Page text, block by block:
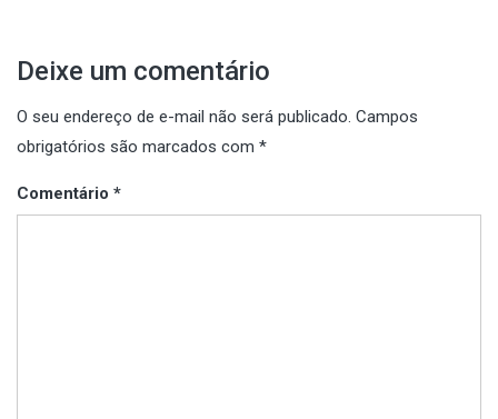
Deixe um comentário
O seu endereço de e-mail não será publicado. Campos
obrigatórios são marcados com *
Comentário *